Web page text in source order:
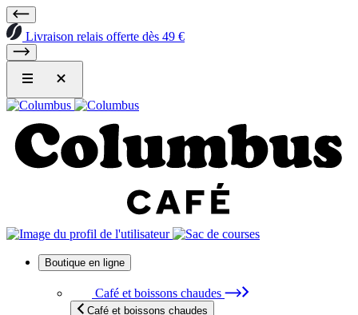
Livraison relais offerte dès 49 €
Boutique en ligne
Café et boissons chaudes
Café et boissons chaudes